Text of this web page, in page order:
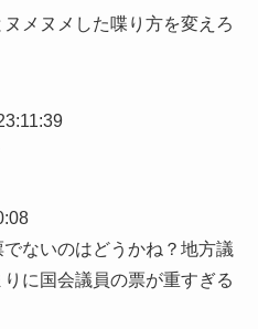
メヌメした喋り方を変えろ
ないのはどうかね？地方議
に国会議員の票が重すぎる